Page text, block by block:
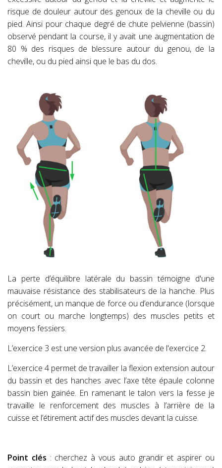
risque de douleur autour des genoux de la cheville ou du
pied. Ainsi pour chaque degré de chute pelvienne (bassin)
observé pendant la course, il y avait une augmentation de
80 % des risques de blessure autour du genou, de la
cheville, ou du pied ainsi que le bas du dos.
La perte d’équilibre latérale du bassin témoigne d'une
mauvaise résistance des stabilisateurs de la hanche. Plus
précisément, un manque de force ou d’endurance (lorsque
on court ou marche longtemps) des muscles petits et
moyens fessiers.
L’exercice 3 est une version plus avancée de l'exercice 2.
L’exercice 4 permet de travailler la flexion extension autour
du bassin et des hanches avec l’axe tête épaule colonne
bassin bien gainée. En ramenant le talon vers la fesse je
travaille le renforcement des muscles à l’arrière de la
cuisse et l’étirement actif des muscles devant la cuisse.
Point clés : cherchez à vous auto grandir et aspirer ou